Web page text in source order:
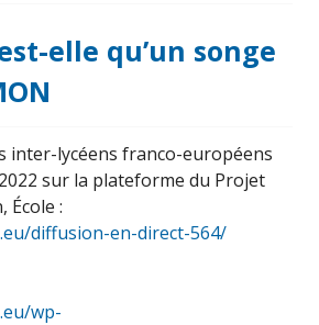
elle qu’un songe
inter-lycéens franco-européens
sur la plateforme du Projet
École :
diffusion-en-direct-564/
wp-